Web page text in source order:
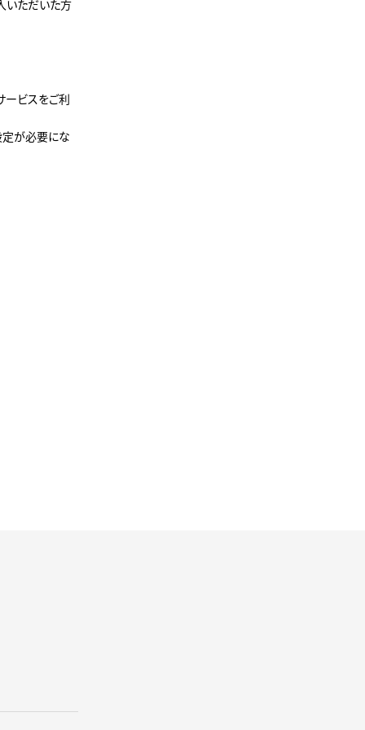
いただいた方
ービスをご利
定が必要にな